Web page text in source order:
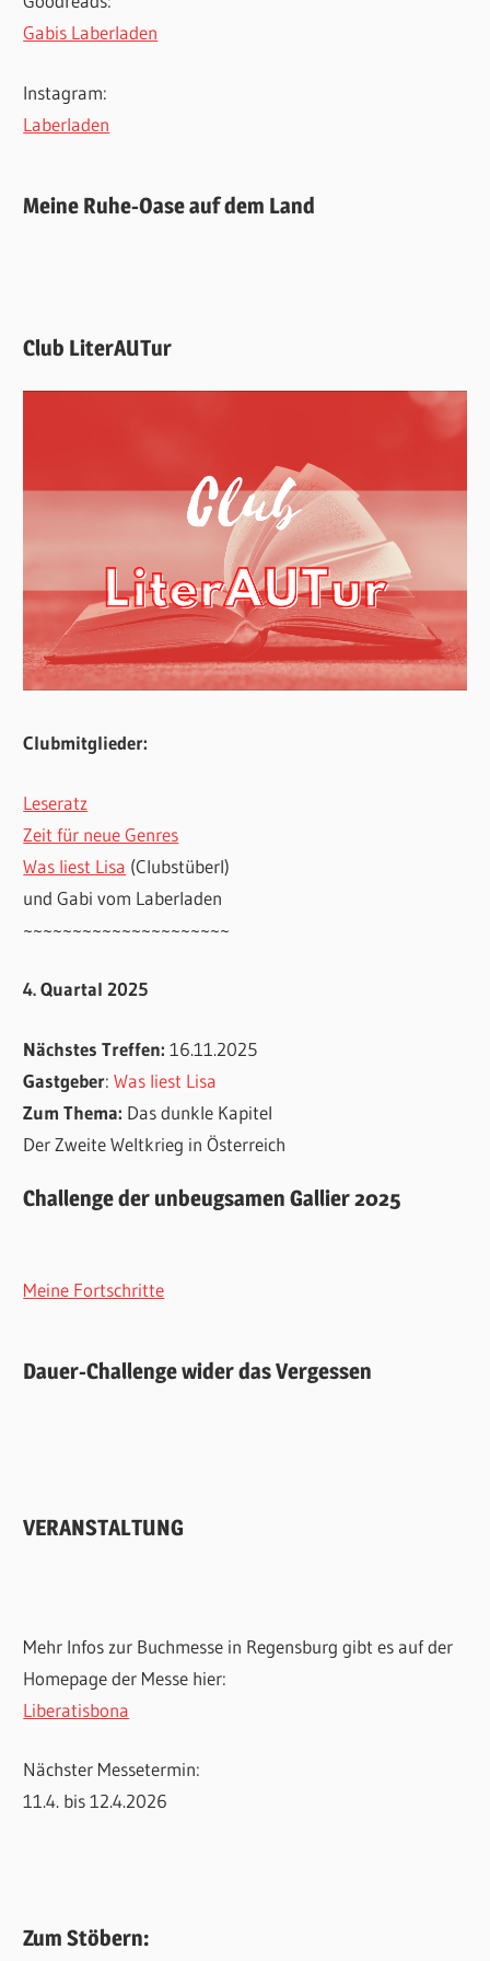
Gabis Laberladen
Instagram:
Laberladen
Meine Ruhe-Oase auf dem Land
Club LiterAUTur
Clubmitglieder:
Leseratz
Zeit für neue Genres
Was liest Lisa (Clubstüberl)
und Gabi vom Laberladen
~~~~~~~~~~~~~~~~~~~~~
4. Quartal 2025
Nächstes Treffen:16.11.2025
Gastgeber:Was liest Lisa
Zum Thema: Das dunkle Kapitel
Der Zweite Weltkrieg in Österreich
Challenge der unbeugsamen Gallier 2025
Meine Fortschritte
Dauer-Challenge wider das Vergessen
VERANSTALTUNG
Mehr Infos zur Buchmesse in Regensburg gibt es auf der
Homepage der Messe hier:
Liberatisbona
Nächster Messetermin:
11.4. bis 12.4.2026
Zum Stöbern: